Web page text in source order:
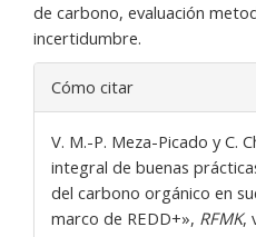
de carbono, evaluación
incertidumbre.
Detalles
del
artículo
Cómo citar
V. M.-P. Meza-Picado y C.
integral de buenas
del carbono orgánico en
marco de REDD+», RFMK,